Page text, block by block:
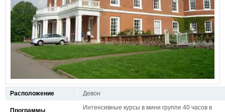
Расположение Девон
Интенсивные курсы в мини группе 40 часов в